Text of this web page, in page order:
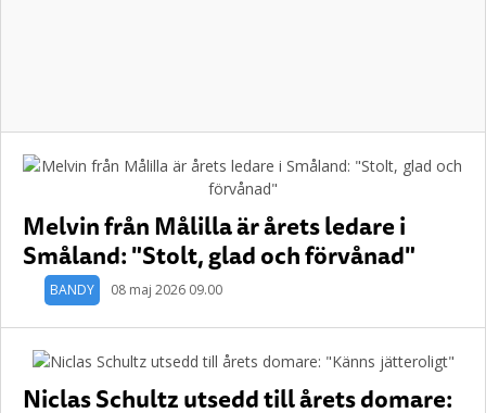
Melvin från Målilla är årets ledare i
Småland: "Stolt, glad och förvånad"
BANDY 08 maj 2026 09.00
Niclas Schultz utsedd till årets domare: